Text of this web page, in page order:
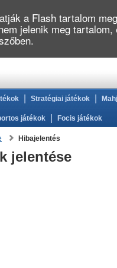
Stratégiai játékok
játékok Focis játékok
Hibajelentés
jelentése
a Flash tartalom
jelenik meg